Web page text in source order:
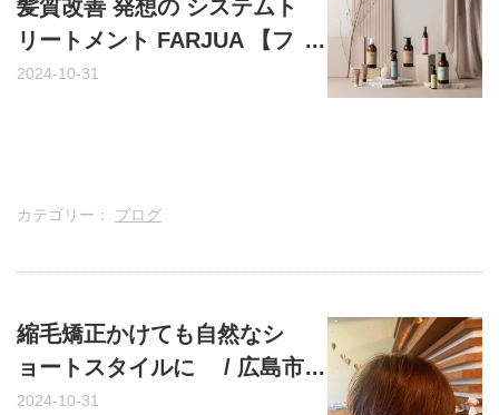
髪質改善 発想の システムト
リートメント FARJUA 【フ
ァルジュア】 / 広島市安佐
2024-10-31
カテゴリー： ブログ
縮毛矯正かけても自然なシ
ョートスタイルに / 広島市
安佐南区上安の美容室・美
2024-10-31